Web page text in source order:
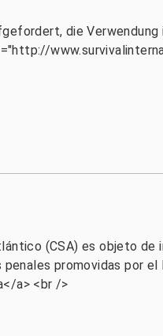
die
(CSA) es objeto de
promovidas por
a> <br />